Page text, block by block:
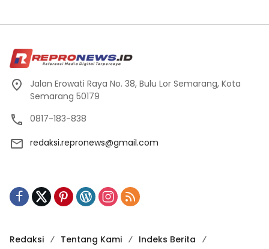
Jalan Erowati Raya No. 38, Bulu Lor Semarang, Kota
Semarang 50179
0817-183-838
redaksi.repronews@gmail.com
Redaksi Tentang Kami Indeks Berita